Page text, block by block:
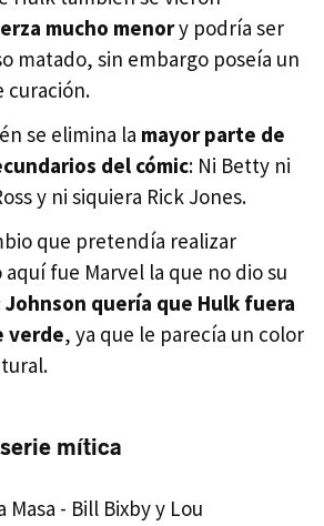
mucho menory podría ser
matado, sin embargo poseía un
curación.
se elimina la mayor parte de
del cómic: Ni Betty ni
y ni siquiera Rick Jones.
que pretendía realizar
fue Marvel la que no dio su
Johnson quería que Hulk fuera
verde, ya que le parecía un color
serie mítica
- Bill Bixby y Lou